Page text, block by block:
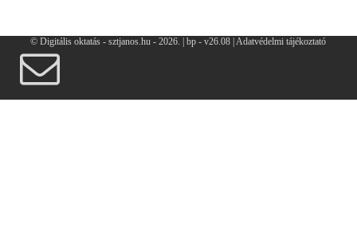
© Digitális oktatás - sztjanos.hu- 2026. | bp - v26.08 | Adatvédelmi tájékoztató